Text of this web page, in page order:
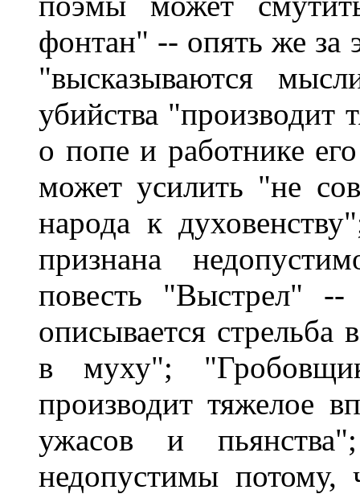
фонтан" -- опять же
"высказываются
убийства "производит
о попе и работнике
может усилить "не
народа к
признана
повесть "Выстрел"
описывается стрельба
в муху";
производит тяжелое
ужасов и
недопустимы